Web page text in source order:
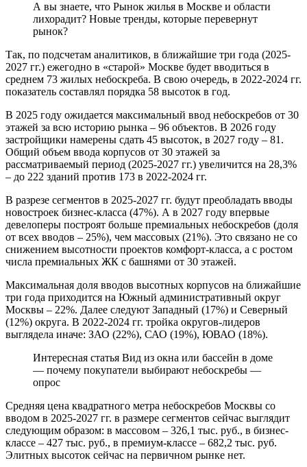
А вы знаете, что Рынок жилья в Москве и области
лихорадит? Новые тренды, которые перевернут
рынок?
Так, по подсчетам аналитиков, в ближайшие три года (2025-
2027 гг.) ежегодно в «старой» Москве будет вводиться в
среднем 73 жилых небоскреба. В свою очередь, в 2022-2024 гг.
показатель составлял порядка 58 высоток в год.
В 2025 году ожидается максимальный ввод небоскребов от 30
этажей за всю историю рынка – 96 объектов. В 2026 году
застройщики намерены сдать 45 высоток, в 2027 году – 81.
Общий объем ввода корпусов от 30 этажей за
рассматриваемый период (2025-2027 гг.) увеличится на 28,3%
– до 222 зданий против 173 в 2022-2024 гг.
В разрезе сегментов в 2025-2027 гг. будут преобладать вводы
новостроек бизнес-класса (47%). А в 2027 году впервые
девелоперы построят больше премиальных небоскребов (доля
от всех вводов – 25%), чем массовых (21%). Это связано не со
снижением высотности проектов комфорт-класса, а с ростом
числа премиальных ЖК с башнями от 30 этажей.
Максимальная доля вводов высотных корпусов на ближайшие
три года приходится на Южный административный округ
Москвы – 22%. Далее следуют Западный (17%) и Северный
(12%) округа. В 2022-2024 гг. тройка округов-лидеров
выглядела иначе: ЗАО (22%), САО (19%), ЮВАО (18%).
Интересная статья Вид из окна или бассейн в доме
— почему покупатели выбирают небоскребы —
опрос
Средняя цена квадратного метра небоскребов Москвы со
вводом в 2025-2027 гг. в размере сегментов сейчас выглядит
следующим образом: в массовом – 326,1 тыс. руб., в бизнес-
классе – 427 тыс. руб., в премиум-классе – 682,2 тыс. руб.
Элитных высоток сейчас на первичном рынке нет.